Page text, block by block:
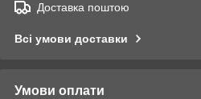
Доставка поштою
Всі умови доставки
Умови оплати